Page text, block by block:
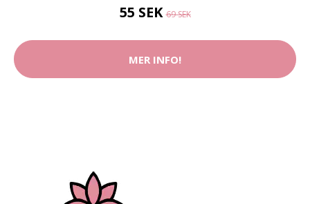
55 SEK69 SEK
MER INFO!